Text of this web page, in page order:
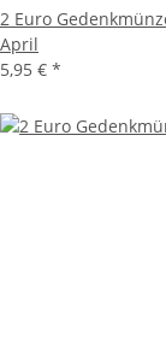
2 Euro
April
5,95 € *